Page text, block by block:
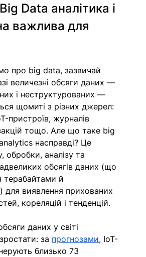
Data аналітика і
важлива для
про big data, зазвичай
величезні обсяги даних —
і неструктурованих —
щомиті з різних джерел:
пристроїв, журналів
тощо. Але що таке big
насправді? Це
обробки, аналізу та
надвеликих обсягів даних (що
терабайтами й
для виявлення прихованих
кореляцій і тенденцій.
даних у світі
за прогнозами, IoT-
близько 73